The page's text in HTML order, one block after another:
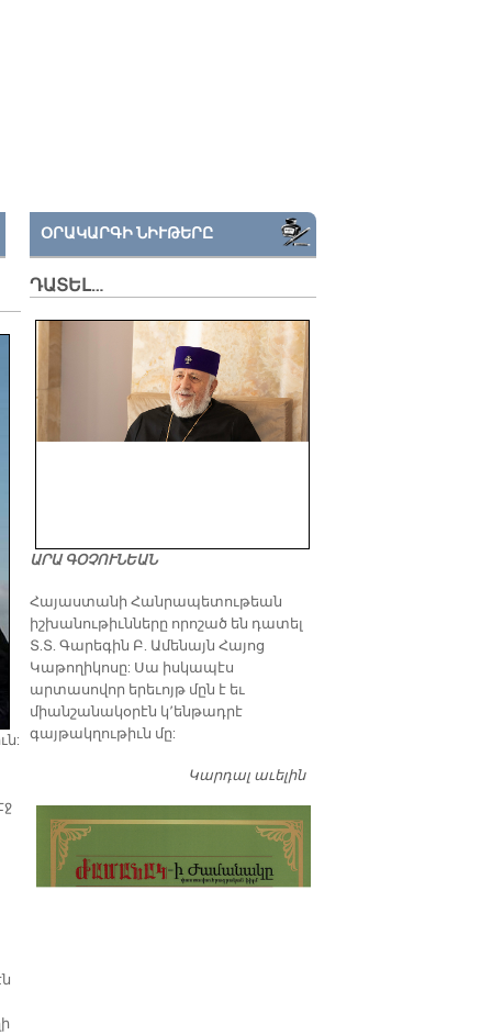
ՕՐԱԿԱՐԳԻ ՆԻՒԹԵՐԸ
ԴԱՏԵԼ…
ԱՐԱ ԳՕՉՈՒՆԵԱՆ
​Հայաստանի Հանրապետութեան
իշխանութիւնները որոշած են դատել
Տ.Տ. Գարեգին Բ. Ամենայն Հայոց
Կաթողիկոսը: Սա իսկապէս
արտասովոր երեւոյթ մըն է եւ
միանշանակօրէն կ՚ենթադրէ
գայթակղութիւն մը:
Կարդալ աւելինԴատել…